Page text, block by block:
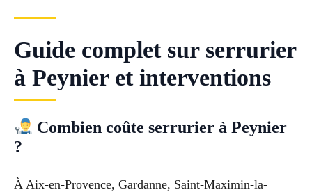
Guide complet sur serrurier
à Peynier et interventions
Combien coûte serrurier à Peynier
?
À Aix-en-Provence, Gardanne, Saint-Maximin-la-